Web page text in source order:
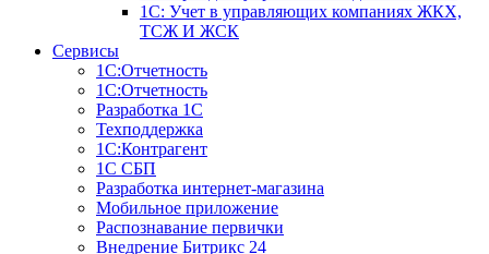
1C: Учет в управляющих компаниях ЖКХ,
ТСЖ И ЖСК
Сервисы
1С:Отчетность
1С:Отчетность
Разработка 1С
Техподдержка
1С:Контрагент
1С СБП
Разработка интернет-магазина
Мобильное приложение
Распознавание первички
Внедрение Битрикс 24